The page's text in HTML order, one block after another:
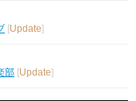
[Update]
部 Update